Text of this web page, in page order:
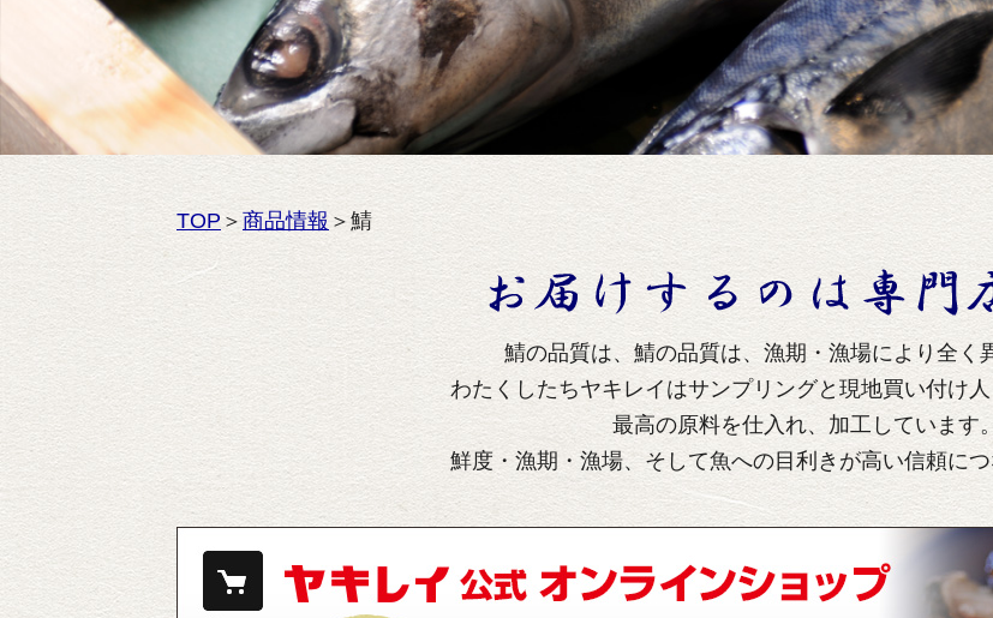
TOP＞ 商品情報 ＞鯖
鯖の品質は、鯖の品質は、漁期・漁場により全く
わたくしたちヤキレイはサンプリングと現地買い付け人
最高の原料を仕入れ、加工しています。
鮮度・漁期・漁場、そして魚への目利きが高い信頼につ